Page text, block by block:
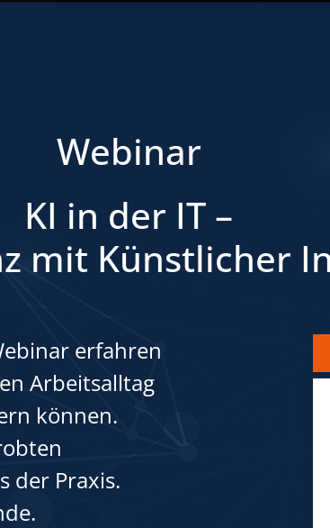
Webinar
KI in der IT –
mit Künstlicher
erfahren
Arbeitsalltag
können.
der Praxis.